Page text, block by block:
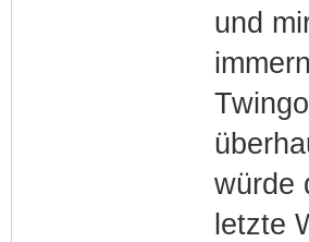
und
würde
letzte